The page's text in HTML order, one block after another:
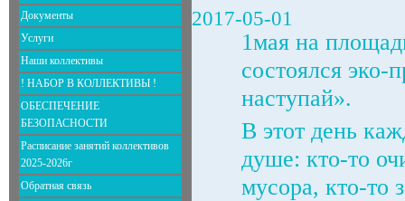
Документы
Услуги
Наши коллективы
! НАБОР В КОЛЛЕКТИВЫ !
ОБЕСПЕЧЕНИЕ
БЕЗОПАСНОСТИ
Расписание занятий коллективов
2025-2026г
Обратная связь
2017-05-01
1мая на
состоялся
наступай».
В этот день
душе: кто-то
мусора, кто-то